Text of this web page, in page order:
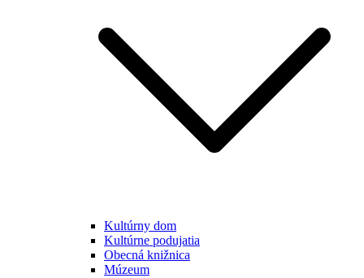
Kultúrny dom
Kultúrne podujatia
Obecná knižnica
Múzeum